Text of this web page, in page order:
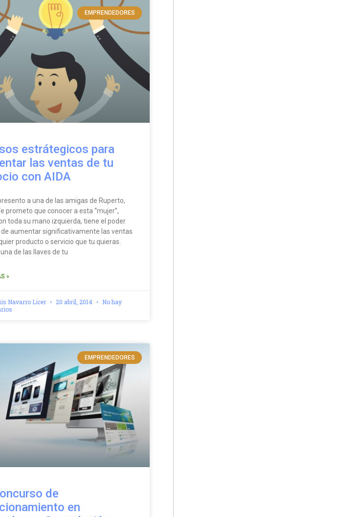
EMPRENDEDORES
estrátegicos para
las ventas de tu
con AIDA
a una de las amigas de Ruperto,
prometo que conocer a esta “mujer”,
toda su mano izquierda, tiene el poder
aumentar significativamente las ventas
producto o servicio que tu quieras.
de las llaves de tu
»
Navarro Licer 20 abril, 2014
No hay
EMPRENDEDORES
de
en